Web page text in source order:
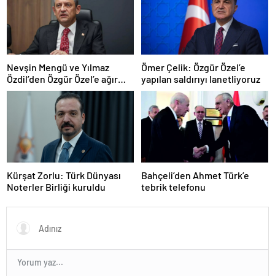
Nevşin Mengü ve Yılmaz
Özdil’den Özgür Özel’e ağır
eleştiriler
Ömer Çelik: Özgür Özel’e
yapılan saldırıyı lanetliyoruz
Kürşat Zorlu: Türk Dünyası
Noterler Birliği kuruldu
Bahçeli’den Ahmet Türk’e
tebrik telefonu